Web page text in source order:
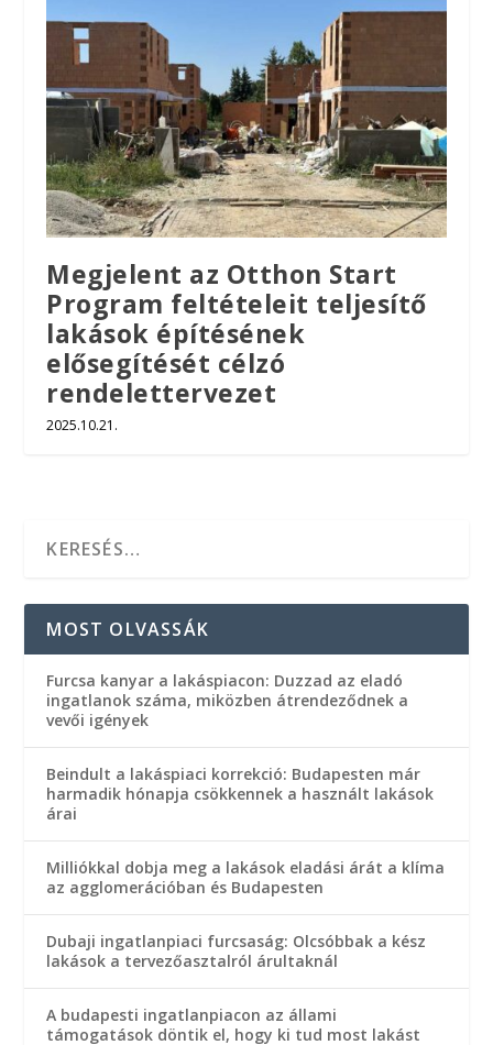
Megjelent az Otthon Start
Program feltételeit teljesítő
lakások építésének
elősegítését célzó
rendelettervezet
2025.10.21.
MOST OLVASSÁK
Furcsa kanyar a lakáspiacon: Duzzad az eladó
ingatlanok száma, miközben átrendeződnek a
vevői igények
Beindult a lakáspiaci korrekció: Budapesten már
harmadik hónapja csökkennek a használt lakások
árai
Milliókkal dobja meg a lakások eladási árát a klíma
az agglomerációban és Budapesten
Dubaji ingatlanpiaci furcsaság: Olcsóbbak a kész
lakások a tervezőasztalról árultaknál
A budapesti ingatlanpiacon az állami
támogatások döntik el, hogy ki tud most lakást